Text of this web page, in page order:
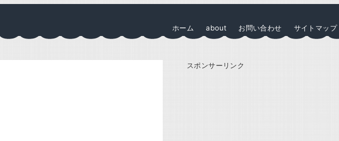
ホーム about お問い合わせ サイトマップ
スポンサーリンク